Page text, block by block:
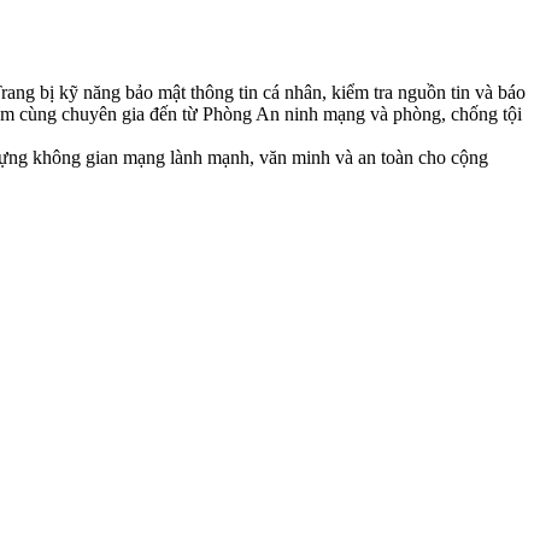
bị kỹ năng bảo mật thông tin cá nhân, kiểm tra nguồn tin và báo
cùng chuyên gia đến từ Phòng An ninh mạng và phòng, chống tội
không gian mạng lành mạnh, văn minh và an toàn cho cộng